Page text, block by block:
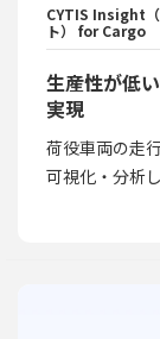
CYTIS Insight（
ト） for Cargo
生産性が低
実現
荷役車両の走
可視化・分析し